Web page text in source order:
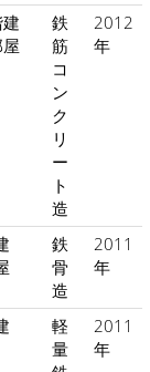
鉄
筋
コ
ン
ク
リ
ー
ト
造
2012
年
鉄
骨
造
2011
年
軽
量
2011
年